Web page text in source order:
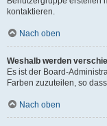
kontaktieren.
Nach oben
Weshalb werden
Es ist der Board-
Farben zuzuteilen, so
Nach oben